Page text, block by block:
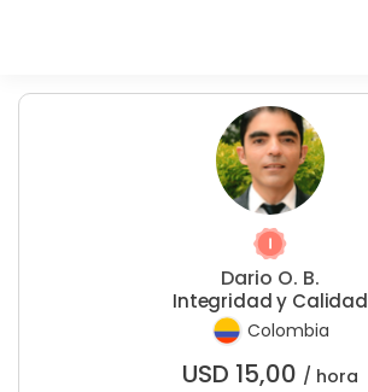
Dario O. B.
Integridad y Calidad
Colombia
USD 15,00 / hora